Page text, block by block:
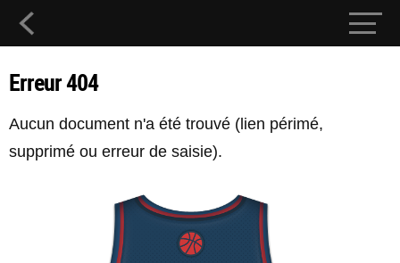
Erreur 404
Aucun document n'a été trouvé (lien périmé,
supprimé ou erreur de saisie).